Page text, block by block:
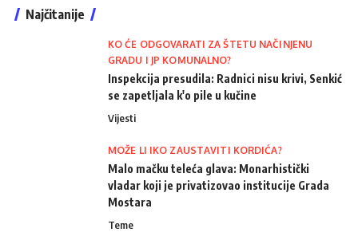
Najčitanije
KO ĆE ODGOVARATI ZA ŠTETU NAČINJENU
GRADU I JP KOMUNALNO?
Inspekcija presudila: Radnici nisu krivi, Senkić
se zapetljala k'o pile u kučine
Vijesti
MOŽE LI IKO ZAUSTAVITI KORDIĆA?
Malo mačku teleća glava: Monarhistički
vladar koji je privatizovao institucije Grada
Mostara
Teme